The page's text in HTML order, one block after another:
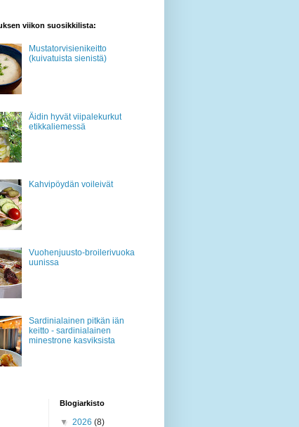
viikon suosikkilista:
Mustatorvisienikeitto
(kuivatuista sienistä)
Äidin hyvät viipalekurkut
etikkaliemessä
Kahvipöydän voileivät
Vuohenjuusto-broilerivuoka
uunissa
Sardinialainen pitkän iän
keitto - sardinialainen
minestrone kasviksista
Blogiarkisto
▼ 2026 (8)